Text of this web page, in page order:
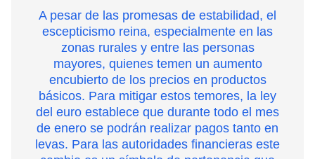
A pesar de las promesas de estabilidad, el
escepticismo reina, especialmente en las
zonas rurales y entre las personas
mayores, quienes temen un aumento
encubierto de los precios en productos
básicos. Para mitigar estos temores, la ley
del euro establece que durante todo el mes
de enero se podrán realizar pagos tanto en
levas. Para las autoridades financieras este